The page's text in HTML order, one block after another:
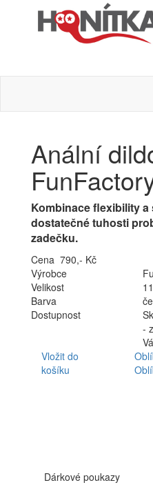
Anální
Kombinace flexibility
dostatečné tuhosti
zadečku.
Cena 790,- Kč
Výrobce
Velikost
Barva
Dostupnost
-
Vložit do
košíku
Dárkové poukazy